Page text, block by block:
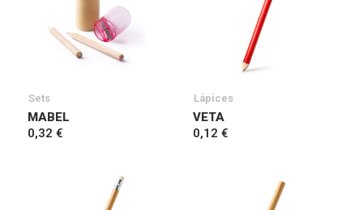
Sets
MABEL
0,32 €
Lápices
VETA
0,12 €